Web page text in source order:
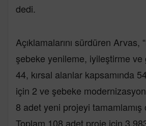
dedi.
Açıklamalarını sürdüren Arvas,
şebeke yenileme, iyileştirme ve
44, kırsal alanlar kapsamında
için 2 ve şebeke
8 adet yeni projeyi tamamlamış
Toplam 108 adet proje için